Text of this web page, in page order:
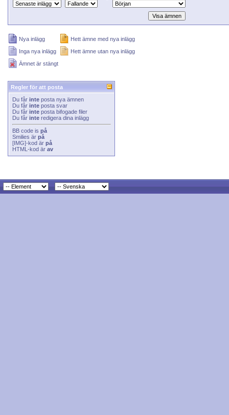
Nya inlägg
Hett ämne med nya inlägg
Inga nya inlägg
Hett ämne utan nya inlägg
Ämnet är stängt
Regler för att posta
Du får inte posta nya ämnen
Du får inte posta svar
Du får inte posta bifogade filer
Du får inte redigera dina inlägg
BB code is på
Smilies är på
[IMG]-kod är på
HTML-kod är av